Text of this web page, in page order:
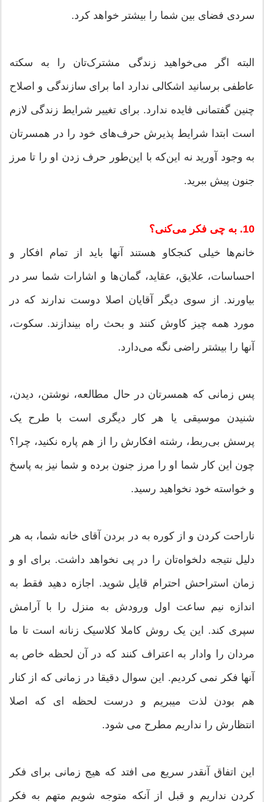
سردی فضای بین شما را بیشتر خواهد کرد.
البته اگر می‌خواهید زندگی مشترک‌تان را به سکته
عاطفی برسانید اشکالی ندارد اما برای سازندگی و اصلاح
چنین گفتمانی فایده ندارد. برای تغییر شرایط زندگی لازم
است ابتدا شرایط پذیرش حرف‌های خود را در همسرتان
به وجود آورید نه این‌که با این‌طور حرف زدن او را تا مرز
جنون پیش ببرید.
10. به چی فکر می‌کنی؟
خانم‌ها خیلی کنجکاو هستند آنها باید از تمام افکار و
احساسات، علایق، عقاید، گمان‌ها و اشارات شما سر در
بیاورند. از سوی دیگر آقایان اصلا دوست ندارند که در
مورد همه چیز کاوش کنند و بحث راه بیندازند. سکوت،
آنها را بیشتر راضی نگه می‌دارد.
پس زمانی که همسرتان در حال مطالعه، نوشتن، دیدن،
شنیدن موسیقی یا هر کار دیگری است با طرح یک
پرسش بی‌ربط، رشته افکارش را از هم پاره نکنید، چرا؟
چون این کار شما او را مرز جنون برده و شما نیز به پاسخ
و خواسته خود نخواهید رسید.
ناراحت کردن و از کوره به در بردن آقای خانه شما، به هر
دلیل نتیجه دلخواه‌تان را در پی نخواهد داشت. برای او و
زمان استراحش احترام قایل شوید. اجازه دهید فقط به
اندازه نیم ساعت اول ورودش به منزل را با آرامش
سپری کند. این یک روش کاملا کلاسیک زنانه است تا ما
مردان را وادار به اعتراف کنند که در آن لحظه خاص به
آنها فکر نمی کردیم. این سوال دقیقا در زمانی که از کنار
هم بودن لذت میبریم و درست لحظه ای که اصلا
انتظارش را نداریم مطرح می شود.
این اتفاق آنقدر سریع می افتد که هیج زمانی برای فکر
کردن نداریم و قبل از آنکه متوجه شویم متهم به فکر